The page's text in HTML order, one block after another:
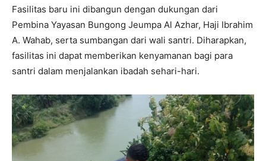
Fasilitas baru ini dibangun dengan dukungan dari
Pembina Yayasan Bungong Jeumpa Al Azhar, Haji Ibrahim
A. Wahab, serta sumbangan dari wali santri. Diharapkan,
fasilitas ini dapat memberikan kenyamanan bagi para
santri dalam menjalankan ibadah sehari-hari.